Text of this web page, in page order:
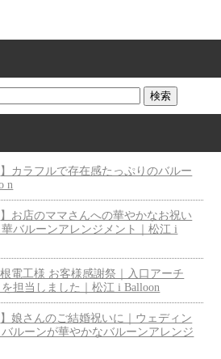
】カラフルで存在感たっぷりのバルー
n
】お店のママさんへの華やかなお祝い
バルーンアレンジメント｜松江 i
電工様 お客様感謝祭｜入口アーチ
担当しました｜松江 i Balloon
】娘さんのご結婚祝いに｜ウェディン
ルーンが華やかなバルーンアレンジ